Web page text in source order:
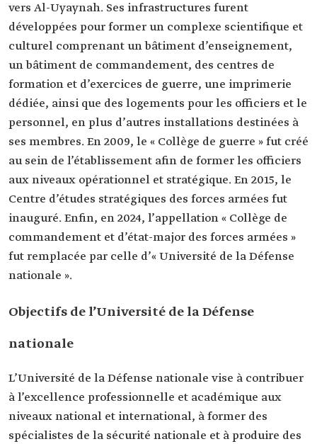
vers Al-Uyaynah. Ses infrastructures furent
développées pour former un complexe scientifique et
culturel comprenant un bâtiment d’enseignement,
un bâtiment de commandement, des centres de
formation et d’exercices de guerre, une imprimerie
dédiée, ainsi que des logements pour les officiers et le
personnel, en plus d’autres installations destinées à
ses membres. En 2009, le « Collège de guerre » fut créé
au sein de l’établissement afin de former les officiers
aux niveaux opérationnel et stratégique. En 2015, le
Centre d’études stratégiques des forces armées fut
inauguré. Enfin, en 2024, l’appellation « Collège de
commandement et d’état-major des forces armées »
fut remplacée par celle d’« Université de la Défense
nationale ».
Objectifs de l’Université de la Défense
nationale
L’Université de la Défense nationale vise à contribuer
à l’excellence professionnelle et académique aux
niveaux national et international, à former des
spécialistes de la sécurité nationale et à produire des